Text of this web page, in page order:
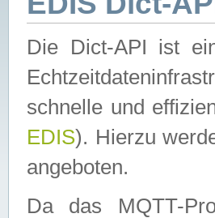
Die Dict-API ist
schnelle und
EDIS). Hierzu
angeboten.
Da das MQTT-